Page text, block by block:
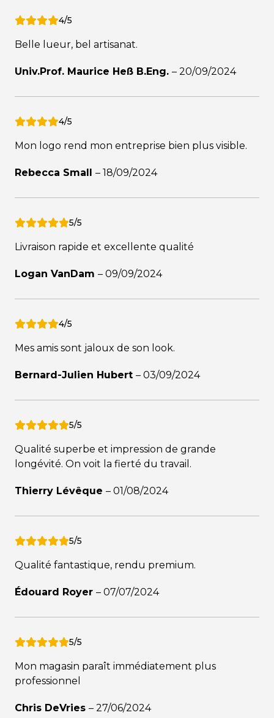
4/5
Belle lueur, bel artisanat.
Univ.Prof. Maurice Heß B.Eng. – 20/09/2024
4/5
Mon logo rend mon entreprise bien plus visible.
Rebecca Small – 18/09/2024
5/5
Livraison rapide et excellente qualité
Logan VanDam – 09/09/2024
4/5
Mes amis sont jaloux de son look.
Bernard-Julien Hubert – 03/09/2024
5/5
Qualité superbe et impression de grande
longévité. On voit la fierté du travail.
Thierry Lévêque – 01/08/2024
5/5
Qualité fantastique, rendu premium.
Édouard Royer – 07/07/2024
5/5
Mon magasin paraît immédiatement plus
professionnel
Chris DeVries – 27/06/2024